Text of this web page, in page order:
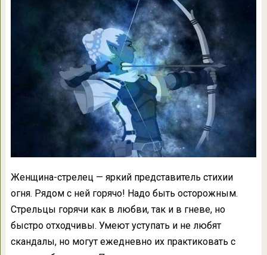
Женщина-стрелец — яркий представитель стихии
огня. Рядом с ней горячо! Надо быть осторожным.
Стрельцы горячи как в любви, так и в гневе, но
быстро отходчивы. Умеют уступать и не любят
скандалы, но могут ежедневно их практиковать с